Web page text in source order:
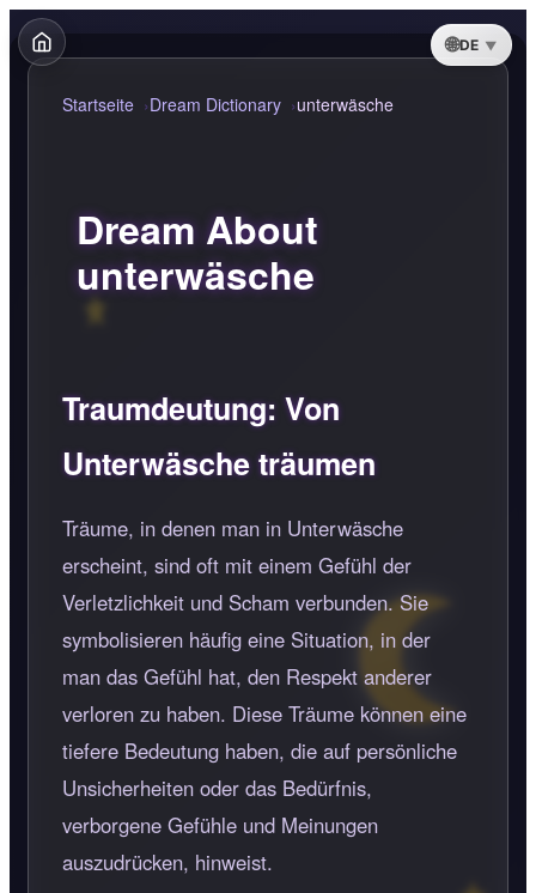
DE
Startseite Dream Dictionary unterwäsche
Dream About
unterwäsche
Traumdeutung: Von
Unterwäsche träumen
Träume, in denen man in Unterwäsche
erscheint, sind oft mit einem Gefühl der
Verletzlichkeit und Scham verbunden. Sie
symbolisieren häufig eine Situation, in der
man das Gefühl hat, den Respekt anderer
verloren zu haben. Diese Träume können eine
tiefere Bedeutung haben, die auf persönliche
Unsicherheiten oder das Bedürfnis,
verborgene Gefühle und Meinungen
auszudrücken, hinweist.